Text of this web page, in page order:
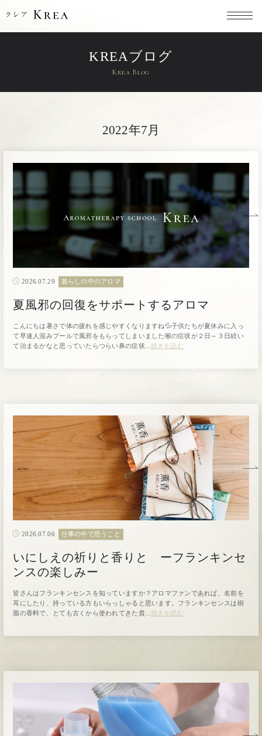
KREAブログ
Krea Blog
2022年7月
2026.07.29 暮らしの中のアロマ
夏風邪の回復をサポートするアロマ
こんにちは暑さで体の疲れを感じやすくなりますね💦子供たちが夏休みに入っ
て早速人混みプールで風邪をもらってしまいました喉の症状が２日～３日続い
て治まるかなと思っていたらつらい鼻の症状... 続きを読む
2026.07.06 仕事の中で思うこと
いにしえの祈りと香りと ーフランキンセ
ンスの楽しみー
皆さんはフランキンセンスを知っていますか？アロマファンであれば、名前を
耳にしたり、持っている方もいらっしゃると思います。フランキンセンスは樹
脂の香料で、とても古くから使われてきた貴... 続きを読む